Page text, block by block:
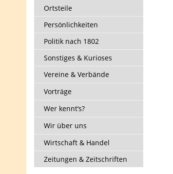
Ortsteile
Persönlichkeiten
Politik nach 1802
Sonstiges & Kurioses
Vereine & Verbände
Vorträge
Wer kennt‘s?
Wir über uns
Wirtschaft & Handel
Zeitungen & Zeitschriften